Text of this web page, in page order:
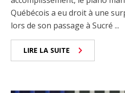
Québécois a eu droit à une
lors de son passage à Sucré ...
LIRE LA SUITE